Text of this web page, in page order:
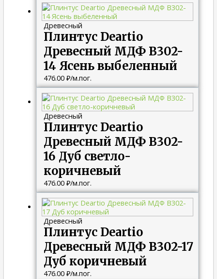
Древесный
Плинтус Deartio
Древесный МДФ B302-
14 Ясень выбеленный
476.00 ₽/м.пог.
Древесный
Плинтус Deartio
Древесный МДФ B302-
16 Дуб светло-
коричневый
476.00 ₽/м.пог.
Древесный
Плинтус Deartio
Древесный МДФ B302-17
Дуб коричневый
476.00 ₽/м.пог.